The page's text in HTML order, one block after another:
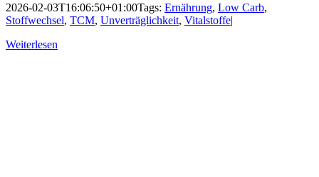
2026-02-03T16:06:50+01:00Tags: Ernährung, Low Carb,
Stoffwechsel, TCM, Unverträglichkeit, Vitalstoffe|
Weiterlesen